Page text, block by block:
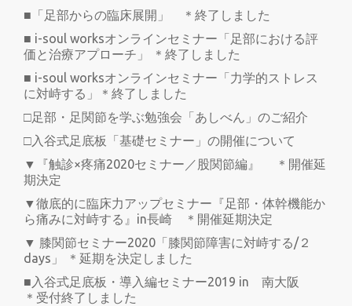
■「足部からの臨床展開」 ＊終了しました
■ i-soul worksオンラインセミナー「足部における評
価と治療アプローチ」 ＊終了しました
■ i-soul worksオンラインセミナー「力学的ストレス
に対峙する」＊終了しました
□足部・足関節を学ぶ勉強会「あしべん」のご紹介
□入谷式足底板「基礎セミナー」の開催について
▼『触診×疼痛2020セミナー／股関節編』 ＊開催延
期決定
▼徹底的に臨床力アップセミナー『足部・体幹機能か
ら痛みに対峙する』in長崎 ＊開催延期決定
▼ 膝関節セミナー2020「膝関節障害に対峙する/２
days」 ＊延期を決定しました
■入谷式足底板・導入編セミナー2019 in 南大阪
＊受付終了しました